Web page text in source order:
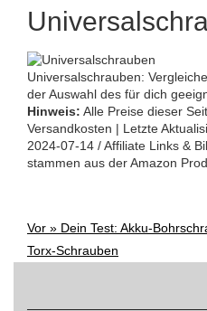
Universalschrauben:
der Auswahl des für dich
Hinweis: Alle Preise dieser
Versandkosten | Letzte
2024-07-14 / Affiliate Links &
stammen aus der Amazon
Post
Vor » Dein Test: Akku-
Torx-Schrauben